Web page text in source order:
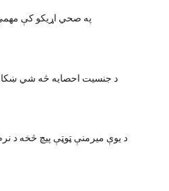
3 په صحي اړیکو کې
د جنسیت احصایه څه شي